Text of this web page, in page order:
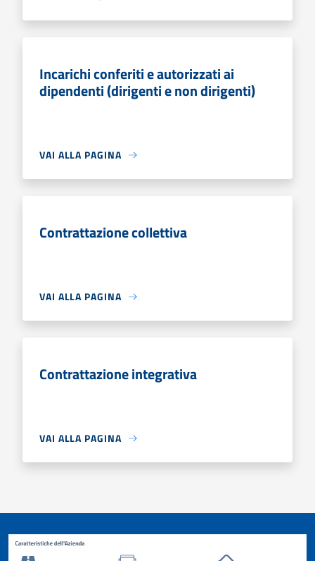
Incarichi conferiti e autorizzati ai
dipendenti (dirigenti e non dirigenti)
VAI ALLA PAGINA
Contrattazione collettiva
VAI ALLA PAGINA
Contrattazione integrativa
VAI ALLA PAGINA